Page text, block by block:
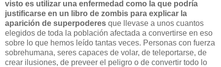
visto es utilizar una enfermedad como la que podría
justificarse en un libro de zombis para explicar la
aparición de superpoderes que llevase a unos cuantos
elegidos de toda la población afectada a convertirse en eso
sobre lo que hemos leído tantas veces. Personas con fuerza
sobrehumana, seres capaces de volar, de teleportarse, de
crear ilusiones, de preveer el peligro o de convertir todo lo